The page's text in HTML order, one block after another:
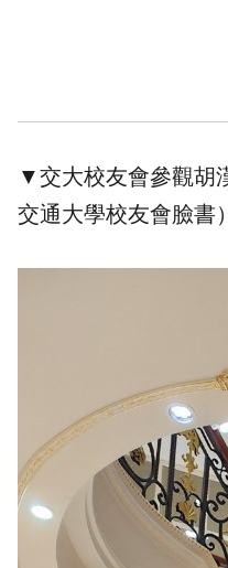
▼交大校友會參觀胡
交通大學校友會臉書）